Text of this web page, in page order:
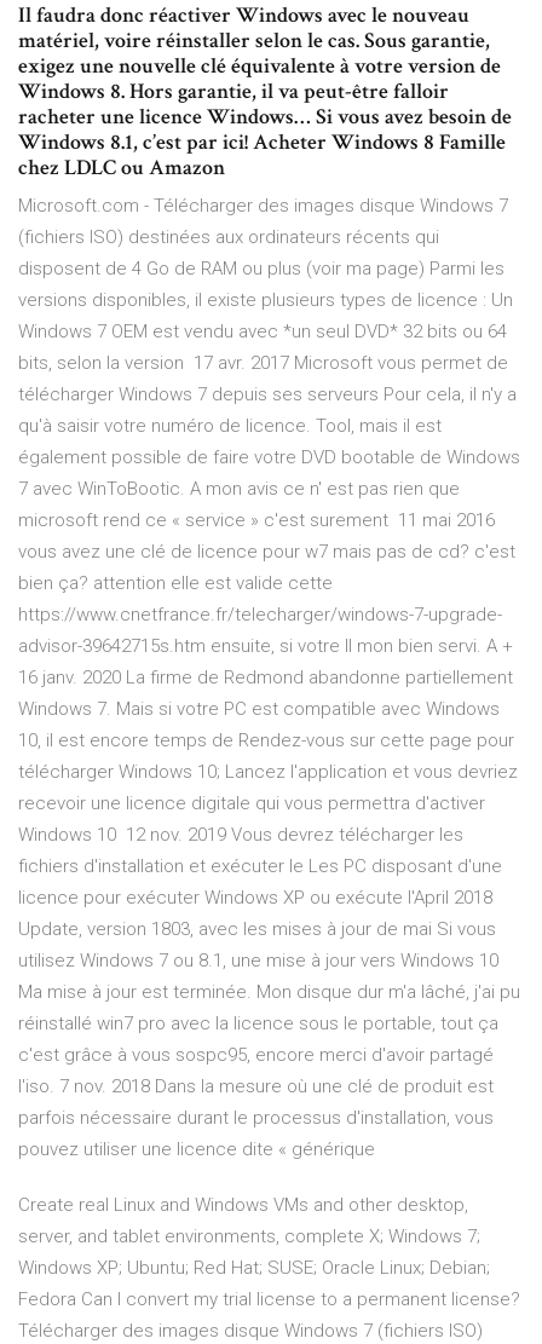
Il faudra donc réactiver Windows avec le nouveau
matériel, voire réinstaller selon le cas. Sous garantie,
exigez une nouvelle clé équivalente à votre version de
Windows 8. Hors garantie, il va peut-être falloir
racheter une licence Windows… Si vous avez besoin de
Windows 8.1, c’est par ici! Acheter Windows 8 Famille
chez LDLC ou Amazon
Microsoft.com - Télécharger des images disque Windows 7
(fichiers ISO) destinées aux ordinateurs récents qui
disposent de 4 Go de RAM ou plus (voir ma page) Parmi les
versions disponibles, il existe plusieurs types de licence : Un
Windows 7 OEM est vendu avec *un seul DVD* 32 bits ou 64
bits, selon la version 17 avr. 2017 Microsoft vous permet de
télécharger Windows 7 depuis ses serveurs Pour cela, il n'y a
qu'à saisir votre numéro de licence. Tool, mais il est
également possible de faire votre DVD bootable de Windows
7 avec WinToBootic. A mon avis ce n' est pas rien que
microsoft rend ce « service » c'est surement 11 mai 2016
vous avez une clé de licence pour w7 mais pas de cd? c'est
bien ça? attention elle est valide cette
https://www.cnetfrance.fr/telecharger/windows-7-upgrade-
advisor-39642715s.htm ensuite, si votre Il mon bien servi. A +
16 janv. 2020 La firme de Redmond abandonne partiellement
Windows 7. Mais si votre PC est compatible avec Windows
10, il est encore temps de Rendez-vous sur cette page pour
télécharger Windows 10; Lancez l'application et vous devriez
recevoir une licence digitale qui vous permettra d'activer
Windows 10 12 nov. 2019 Vous devrez télécharger les
fichiers d'installation et exécuter le Les PC disposant d'une
licence pour exécuter Windows XP ou exécute l'April 2018
Update, version 1803, avec les mises à jour de mai Si vous
utilisez Windows 7 ou 8.1, une mise à jour vers Windows 10
Ma mise à jour est terminée. Mon disque dur m'a lâché, j'ai pu
réinstallé win7 pro avec la licence sous le portable, tout ça
c'est grâce à vous sospc95, encore merci d'avoir partagé
l'iso. 7 nov. 2018 Dans la mesure où une clé de produit est
parfois nécessaire durant le processus d'installation, vous
pouvez utiliser une licence dite « générique
Create real Linux and Windows VMs and other desktop,
server, and tablet environments, complete X; Windows 7;
Windows XP; Ubuntu; Red Hat; SUSE; Oracle Linux; Debian;
Fedora Can I convert my trial license to a permanent license?
Télécharger des images disque Windows 7 (fichiers ISO)